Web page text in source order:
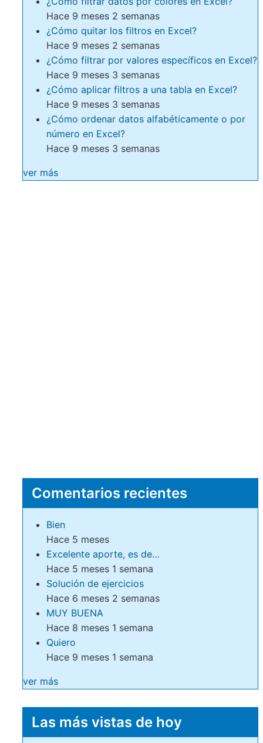
Hace 9 meses 2 semanas
¿Cómo quitar los filtros en Excel?
Hace 9 meses 2 semanas
¿Cómo filtrar por valores específicos en Excel?
Hace 9 meses 3 semanas
¿Cómo aplicar filtros a una tabla en Excel?
Hace 9 meses 3 semanas
¿Cómo ordenar datos alfabéticamente o por
número en Excel?
Hace 9 meses 3 semanas
ver más
Comentarios recientes
Bien
Hace 5 meses
Excelente aporte, es de…
Hace 5 meses 1 semana
Solución de ejercicios
Hace 6 meses 2 semanas
MUY BUENA
Hace 8 meses 1 semana
Quiero
Hace 9 meses 1 semana
ver más
Las más vistas de hoy